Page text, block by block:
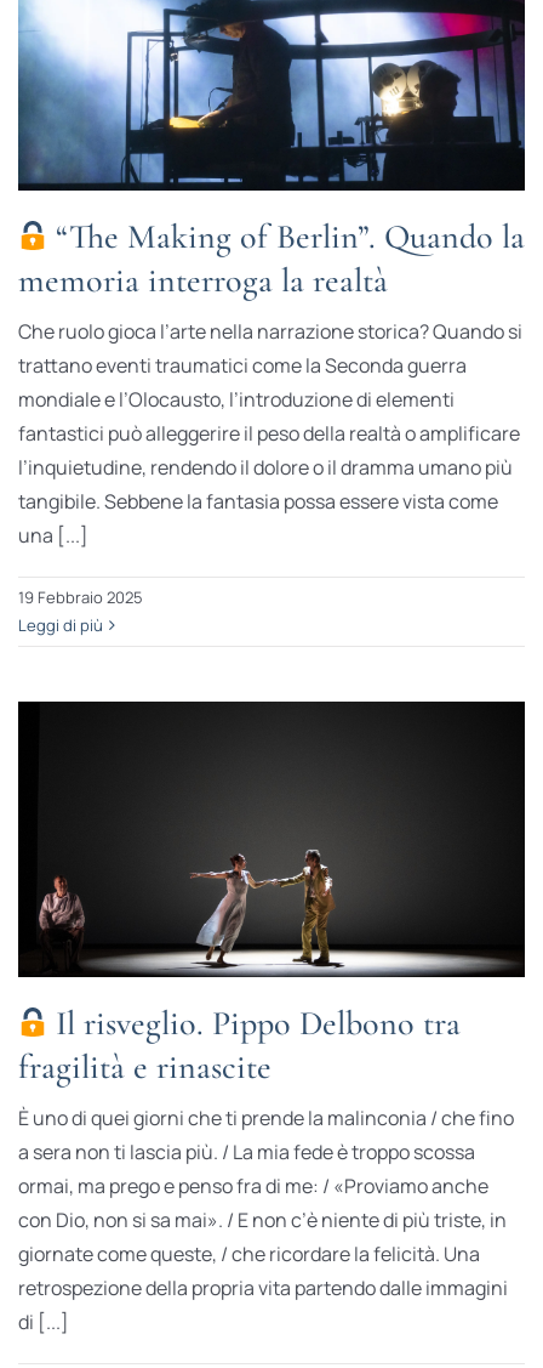
“The Making of Berlin”. Quando la
memoria interroga la realtà
Che ruolo gioca l’arte nella narrazione storica? Quando si
trattano eventi traumatici come la Seconda guerra
mondiale e l’Olocausto, l’introduzione di elementi
fantastici può alleggerire il peso della realtà o amplificare
l’inquietudine, rendendo il dolore o il dramma umano più
tangibile. Sebbene la fantasia possa essere vista come
una [...]
19 Febbraio 2025
Leggi di più
Il risveglio. Pippo Delbono tra
fragilità e rinascite
È uno di quei giorni che ti prende la malinconia / che fino
a sera non ti lascia più. / La mia fede è troppo scossa
ormai, ma prego e penso fra di me: / «Proviamo anche
con Dio, non si sa mai». / E non c’è niente di più triste, in
giornate come queste, / che ricordare la felicità. Una
retrospezione della propria vita partendo dalle immagini
di [...]